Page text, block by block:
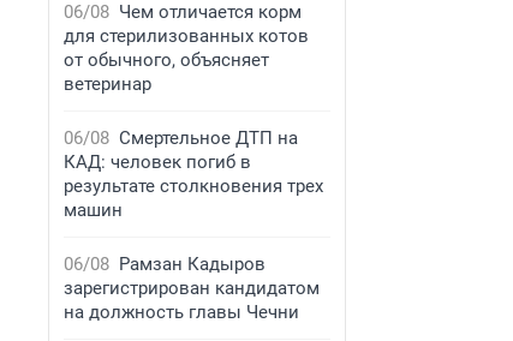
06/08 Чем отличается корм
для стерилизованных котов
от обычного, объясняет
ветеринар
06/08 Смертельное ДТП на
КАД: человек погиб в
результате столкновения трех
машин
06/08 Рамзан Кадыров
зарегистрирован кандидатом
на должность главы Чечни